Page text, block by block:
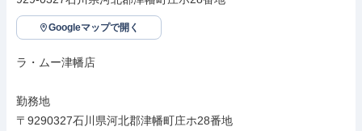
Googleマップで開く
ラ・ムー津幡店
勤務地
〒9290327石川県河北郡津幡町庄ホ28番地